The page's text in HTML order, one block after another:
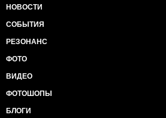
НОВОСТИ
СОБЫТИЯ
РЕЗОНАНС
ФОТО
ВИДЕО
ФОТОШОПЫ
БЛОГИ